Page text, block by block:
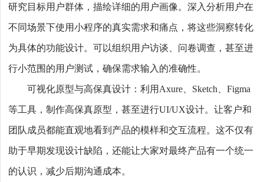
研究目标用户群体，描绘详细的用户画像。深入分析用户在
不同场景下使用小程序的真实需求和痛点，将这些洞察转化
为具体的功能设计。可以组织用户访谈、问卷调查，甚至进
行小范围的用户测试，确保需求输入的准确性。
可视化原型与高保真设计：利用Axure、Sketch、Figma
等工具，制作高保真原型，甚至进行UI/UX设计。让客户和
团队成员都能直观地看到产品的模样和交互流程。这不仅有
助于早期发现设计缺陷，还能让大家对最终产品有一个统一
的认识，减少后期沟通成本。